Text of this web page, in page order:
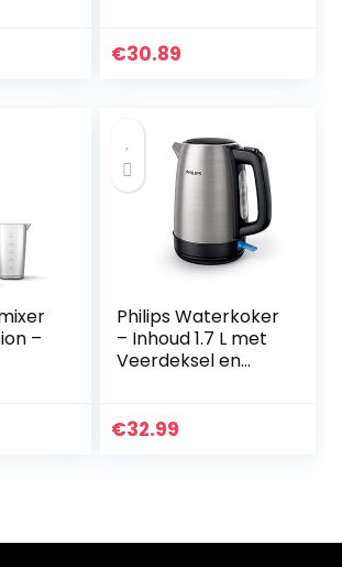
Eenvoudige
Eenvoudige
ontgrendeling –
Met
kneedaccessoire –
HR3741/00
€30.89
–
Philips Waterkoker
– Inhoud 1.7 L met
Veerdeksel en
(HD9350/90)
€32.99